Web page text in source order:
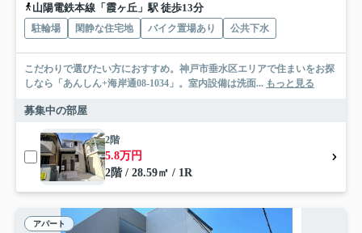
山陽電鉄本線「霞ヶ丘」駅 徒歩13分
駐輪場 閑静な住宅地 バイク置場あり 公共下水
こだわりで選びたい方におすすめ。神戸市垂水区エリアで住まいをお探
しなら「あんしん+海岸通08-1034」。室内設備は洗面... もっと見る
募集中の部屋
2階
5.8万円
2階 / 28.59㎡ / 1R
アパート